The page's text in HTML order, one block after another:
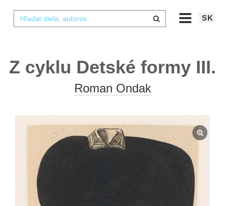
SK
Z cyklu Detské formy III.
Roman Ondak